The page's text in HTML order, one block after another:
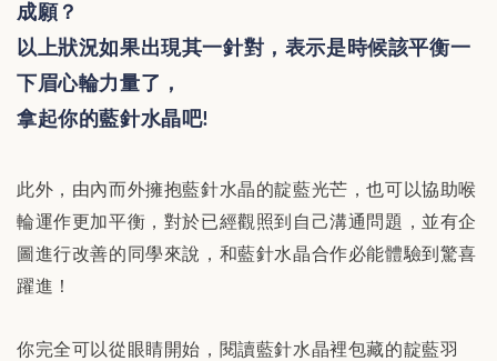
成願？
以上狀況如果出現其一針對，表示是時候該平衡一
下眉心輪力量了，
拿起你的藍針水晶吧!
此外，由內而外擁抱藍針水晶的靛藍光芒，也可以協助喉
輪運作更加平衡，對於已經觀照到自己溝通問題，並有企
圖進行改善的同學來說，和藍針水晶合作必能體驗到驚喜
躍進！
你完全可以從眼睛開始，閱讀藍針水晶裡包藏的靛藍羽